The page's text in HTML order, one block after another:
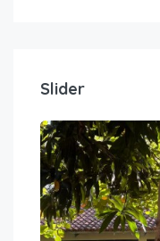
Slider